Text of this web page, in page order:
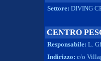
Settore: DIVING
CENTRO
Responsabile: L.
Indirizzo: c/o